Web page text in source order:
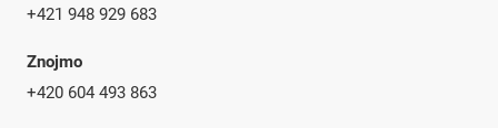
+421 948 929 683
Znojmo
+420 604 493 863